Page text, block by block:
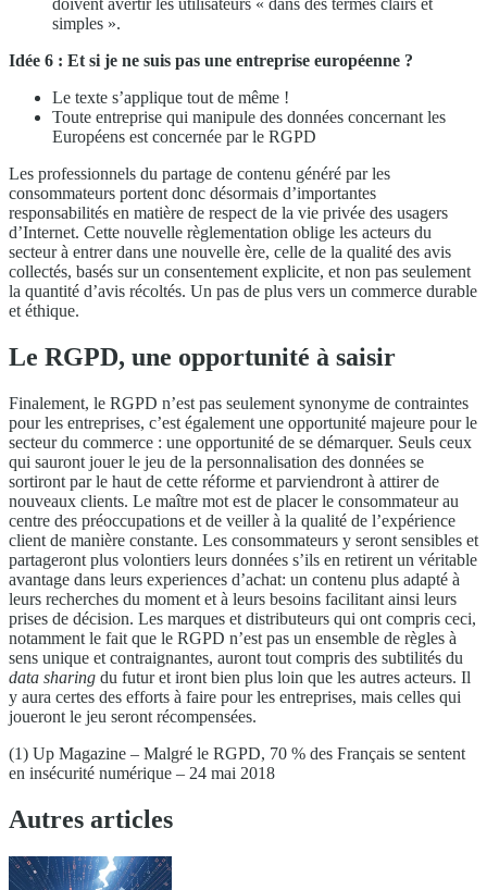
doivent avertir les utilisateurs « dans des termes clairs et
simples ».
Idée 6 : Et si je ne suis pas une entreprise européenne ?
Le texte s’applique tout de même !
Toute entreprise qui manipule des données concernant les
Européens est concernée par le RGPD
Les professionnels du partage de contenu généré par les
consommateurs portent donc désormais d’importantes
responsabilités en matière de respect de la vie privée des usagers
d’Internet. Cette nouvelle règlementation oblige les acteurs du
secteur à entrer dans une nouvelle ère, celle de la qualité des avis
collectés, basés sur un consentement explicite, et non pas seulement
la quantité d’avis récoltés. Un pas de plus vers un commerce durable
et éthique.
Le RGPD, une opportunité à saisir
Finalement, le RGPD n’est pas seulement synonyme de contraintes
pour les entreprises, c’est également une opportunité majeure pour le
secteur du commerce : une opportunité de se démarquer. Seuls ceux
qui sauront jouer le jeu de la personnalisation des données se
sortiront par le haut de cette réforme et parviendront à attirer de
nouveaux clients. Le maître mot est de placer le consommateur au
centre des préoccupations et de veiller à la qualité de l’expérience
client de manière constante. Les consommateurs y seront sensibles et
partageront plus volontiers leurs données s’ils en retirent un véritable
avantage dans leurs experiences d’achat: un contenu plus adapté à
leurs recherches du moment et à leurs besoins facilitant ainsi leurs
prises de décision. Les marques et distributeurs qui ont compris ceci,
notamment le fait que le RGPD n’est pas un ensemble de règles à
sens unique et contraignantes, auront tout compris des subtilités du
data sharing du futur et iront bien plus loin que les autres acteurs. Il
y aura certes des efforts à faire pour les entreprises, mais celles qui
joueront le jeu seront récompensées.
(1) Up Magazine – Malgré le RGPD, 70 % des Français se sentent
en insécurité numérique – 24 mai 2018
Autres articles